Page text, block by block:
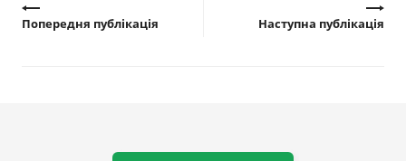
Попередня публікація Наступна публікація